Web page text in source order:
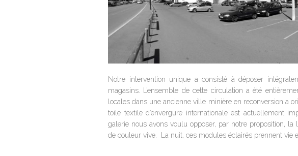
Notre intervention unique a consisté à déposer
magasins. L’ensemble de cette circulation a été
locales dans une ancienne ville minière en reconversion a
toile textile d’envergure internationale est actuellement
galerie nous avons voulu opposer, par notre proposition,
de couleur vive.
La nuit, ces modules éclairés prennent vie